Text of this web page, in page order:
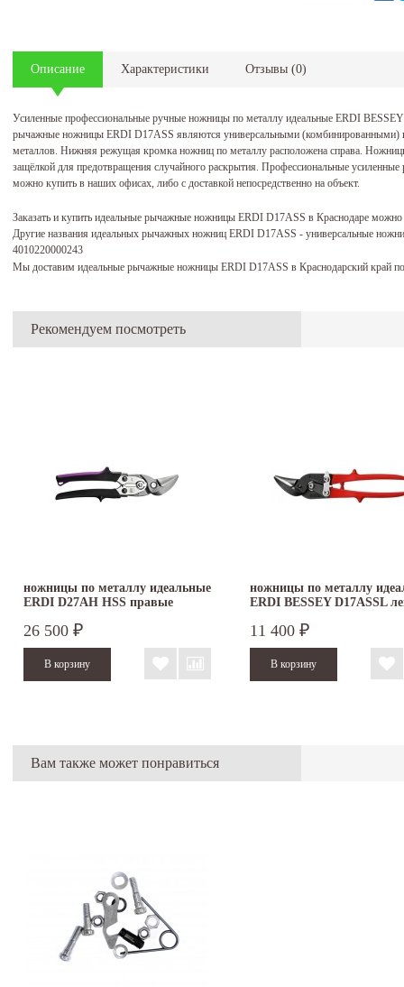
Описание Характеристики Отзывы (0)
Усиленные профессиональные ручные ножницы по металлу идеальные ERDI
рычажные ножницы ERDI D17ASS являются универсальными (комбинированными)
металлов. Нижняя режущая кромка ножниц по металлу расположена справа.
защёлкой для предотвращения случайного раскрытия. Профессиональные
можно купить в наших офисах, либо с доставкой непосредственно на объект.
Заказать и купить идеальные рычажные ножницы ERDI D17ASS в Краснодаре
Другие названия идеальных рычажных ножниц ERDI D17ASS - универсальные
4010220000243
Мы доставим идеальные рычажные ножницы ERDI D17ASS в Краснодарский край
Рекомендуем посмотреть
ножницы по металлу идеальные
ERDI D27AH HSS правые
26 500 ₽
ножницы по металлу
ERDI BESSEY D17ASSL
11 400 ₽
Вам также может понравиться